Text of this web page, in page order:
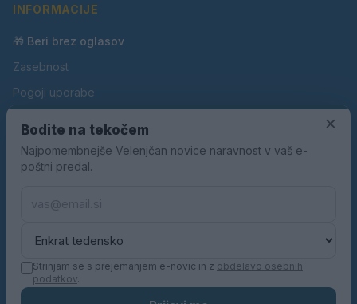
INFORMACIJE
🎁 Beri brez oglasov
Zasebnost
Pogoji uporabe
Oglaševanje
Kontakt
×
Bodite na tekočem
Najpomembnejše Velenjčan novice naravnost v vaš e-
poštni predal.
Strinjam se s prejemanjem e-novic in z obdelavo osebnih
podatkov.